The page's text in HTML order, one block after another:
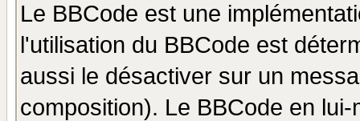
Le BBCode est une
l'utilisation du BBCode est
aussi le désactiver sur un
composition). Le BBCode en